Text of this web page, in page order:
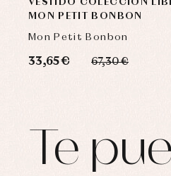
VESTIDO COLECCIÓN
MON PETIT BONBON
Mon Petit Bonbon
33,65 € 67,30 €
Te